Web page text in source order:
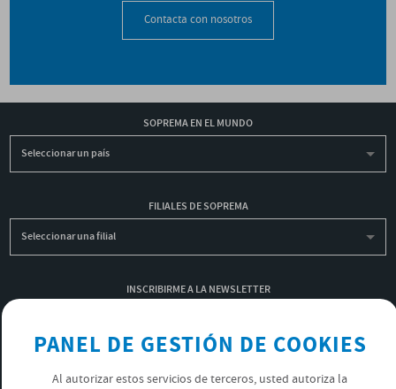
Contacta con nosotros
SOPREMA EN EL MUNDO
Seleccionar un país
FILIALES DE SOPREMA
Seleccionar una filial
INSCRIBIRME A LA NEWSLETTER
PANEL DE GESTIÓN DE COOKIES
Al autorizar estos servicios de terceros, usted autoriza la